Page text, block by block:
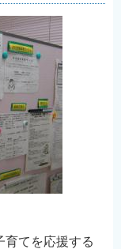
てを応援する